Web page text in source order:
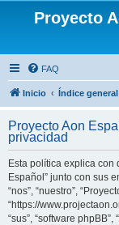
Proyecto
FAQ
Inicio Índice general
Proyecto Aon
privacidad
Esta política explica con
Español” junto con sus
“nos”, “nuestro”,
“https://
“sus”, “software